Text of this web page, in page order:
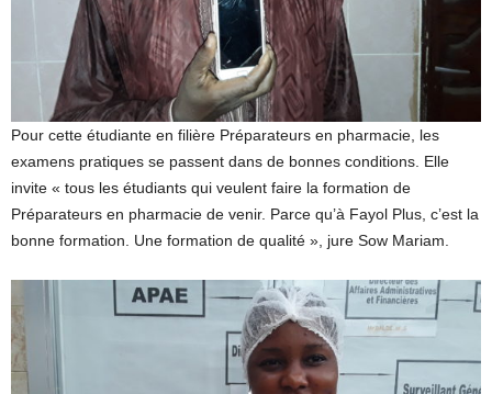
Pour cette étudiante en filière Préparateurs en pharmacie, les
examens pratiques se passent dans de bonnes conditions. Elle
invite « tous les étudiants qui veulent faire la formation de
Préparateurs en pharmacie de venir. Parce qu’à Fayol Plus, c’est la
bonne formation. Une formation de qualité », jure Sow Mariam.